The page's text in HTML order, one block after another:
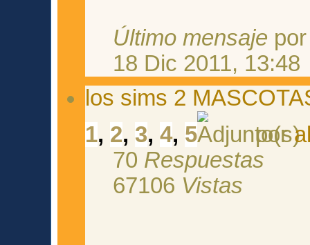
Último mensaje
18 Dic 2011, 13:48
los sims 2
1, 2, 3,4, 5 por
70 Respuestas
67106 Vistas